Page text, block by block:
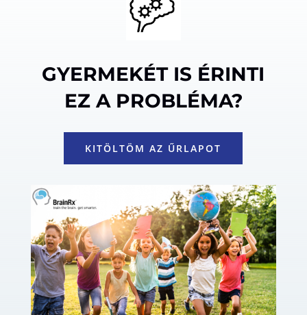
GYERMEKÉT IS ÉRINTI
EZ A PROBLÉMA?
KITÖLTÖM AZ ŰRLAPOT